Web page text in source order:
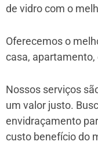
de vidro com o
Oferecemos o
casa,
Nossos serviços
um valor justo.
envidraçamento
custo benefício do